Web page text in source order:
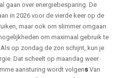
gaan over energiebesparing. De
in 2026 voor de vierde keer op de
maar ook om slimmer omgaan
om maximaal gebruik te
op zondag de zon schijnt, kun je
Dat scheelt op maandag weer
aansturing wordt volgens Van